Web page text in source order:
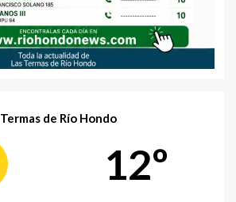
Termas de Río Hondo
12º